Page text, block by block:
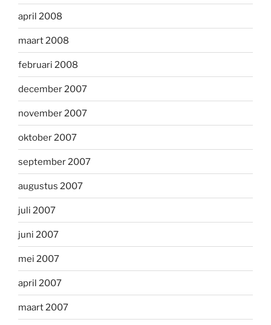
april 2008
maart 2008
februari 2008
december 2007
november 2007
oktober 2007
september 2007
augustus 2007
juli 2007
juni 2007
mei 2007
april 2007
maart 2007